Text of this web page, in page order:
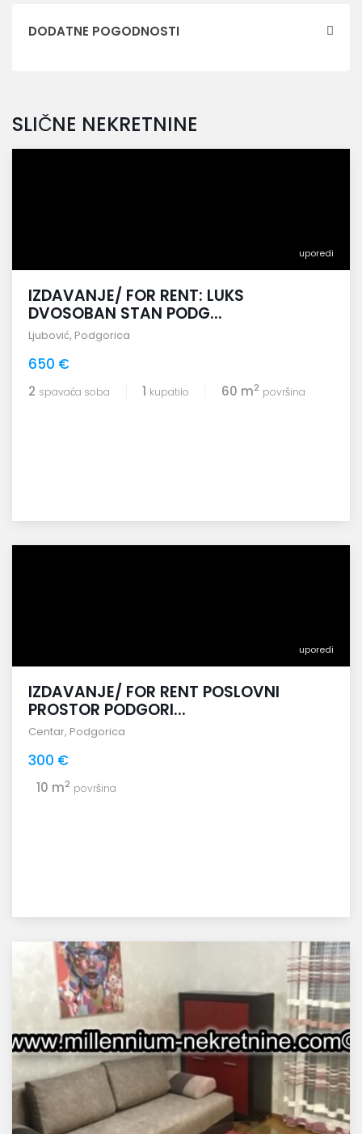
DODATNE POGODNOSTI
SLIČNE NEKRETNINE
uporedi
IZDAVANJE/ FOR RENT: LUKS
DVOSOBAN STAN PODG...
Ljubović, Podgorica
650 €
2 spavaća soba 1 kupatilo 60 m2 površina
uporedi
IZDAVANJE/ FOR RENT POSLOVNI
PROSTOR PODGORI...
Centar, Podgorica
300 €
10 m2 površina